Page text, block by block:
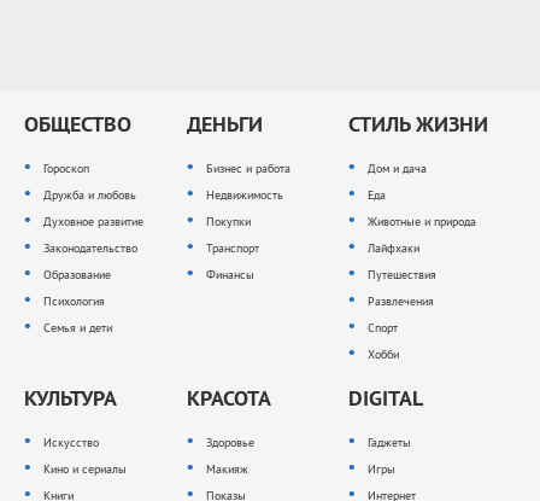
ОБЩЕСТВО
Гороскоп
Дружба и любовь
Духовное развитие
Законодательство
Образование
Психология
Семья и дети
ДЕНЬГИ
Бизнес и работа
Недвижимость
Покупки
Транспорт
Финансы
СТИЛЬ ЖИЗНИ
Дом и дача
Еда
Животные и природа
Лайфхаки
Путешествия
Развлечения
Спорт
Хобби
КУЛЬТУРА
Искусство
Кино и сериалы
Книги
КРАСОТА
Здоровье
Макияж
Показы
DIGITAL
Гаджеты
Игры
Интернет